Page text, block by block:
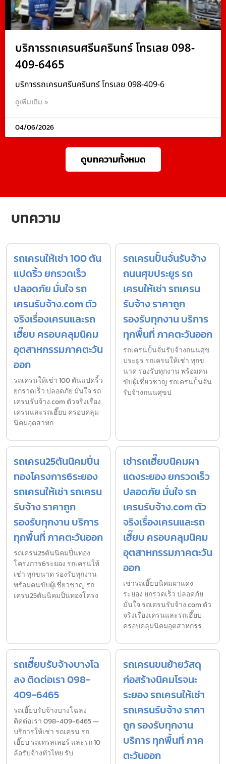
บริการรถเครนศรีนครินทร์ โทรเลย 098-
409-6465
บริการรถเครนศรีนครินทร์ โทรเลย 098-409-6
ดูเพิ่มเติม »
04/06/2026
ดูบทความทั้งหมด
บทความ
รถเครนให้เช่า 100 ตัน
แปดริ้ว ยกรวดเร็ว
ปลอดภัย มั่นใจ รถ
เครนรับจ้าง.com ตัว
จริงเรื่องเครนและรถ
เฮี๊ยบ ครอบคลุมนิคม
อุตสาหกรรมภาคตะวัน
ออก
รถเครนให้เช่า 100 ตันแปดริ้ว
ยกรวดเร็ว ปลอดภัย มั่นใจ รถ
เครนรับจ้าง.com ตัวจริงเรื่อง
เครนและรถเฮี๊ยบ ครอบคลุม
นิคมอุตสาหก
รถเครนปั้นจั่นรับจ้าง
ถนนศุขประยูร รถ
เครนให้เช่า รถเครน
รับจ้าง ราคาถูก
รองรับทุกงาน บริการ
ทุกพื้นที่ ภาคตะวันออก
รถเครนปั้นจั่นรับจ้างถนนศุข
ประยูร รถเครนให้เช่า ทุกข
นาด รองรับทุกงาน พร้อมคน
ขับผู้เชี่ยวชาญ รถเครนปั้นจั่น
รับจ้างถนนศุขป
รถเครน25ตันนิคมปิ่น
ทองโครงการ6ระยอง
รถเครนให้เช่า รถเครน
รับจ้าง ราคาถูก
รองรับทุกงาน บริการ
ทุกพื้นที่ ภาคตะวันออก
รถเครน25ตันนิคมปิ่นทอง
โครงการ6ระยอง รถเครนให้
เช่า ทุกขนาด รองรับทุกงาน
พร้อมคนขับผู้เชี่ยวชาญ รถ
เครน25ตันนิคมปิ่นทองโครง
เช่ารถเฮี๊ยบนิคมผา
แดงระยอง ยกรวดเร็ว
ปลอดภัย มั่นใจ รถ
เครนรับจ้าง.com ตัว
จริงเรื่องเครนและรถ
เฮี๊ยบ ครอบคลุมนิคม
อุตสาหกรรมภาคตะวัน
ออก
เช่ารถเฮี๊ยบนิคมผาแดง
ระยอง ยกรวดเร็ว ปลอดภัย
มั่นใจ รถเครนรับจ้าง.com ตัว
จริงเรื่องเครนและรถเฮี๊ยบ
ครอบคลุมนิคมอุตสาหกรร
รถเฮี๊ยบรับจ้างบางโฉ
ลง ติดต่อเรา 098-
409-6465
รถเฮี๊ยบรับจ้างบางโฉลง
ติดต่อเรา 098-409-6465 —
บริการให้เช่า รถเครน รถ
เฮี๊ยบ รถเทรลเลอร์ และรถ 10
ล้อรับจ้างทั่วไทย รับ
รถเครนขนย้ายวัสดุ
ก่อสร้างนิคมโรจนะ
ระยอง รถเครนให้เช่า
รถเครนรับจ้าง ราคา
ถูก รองรับทุกงาน
บริการ ทุกพื้นที่ ภาค
ตะวันออก